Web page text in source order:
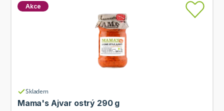
Akce
Skladem
Mama's Ajvar ostrý 290 g